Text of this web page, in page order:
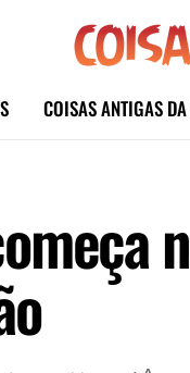
COISAS ANTIGAS